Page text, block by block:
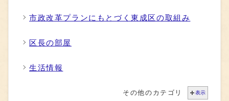
市政改革プランにもとづく東成区の取組み
区長の部屋
生活情報
その他のカテゴリ 表示